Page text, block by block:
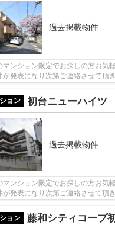
過去掲載物件
マンション限定でお探しの方お気
が発表になり次第ご連絡させて頂き
ョン 初台ニューハイツ
過去掲載物件
マンション限定でお探しの方お気
が発表になり次第ご連絡させて頂き
ョン 藤和シティコープ